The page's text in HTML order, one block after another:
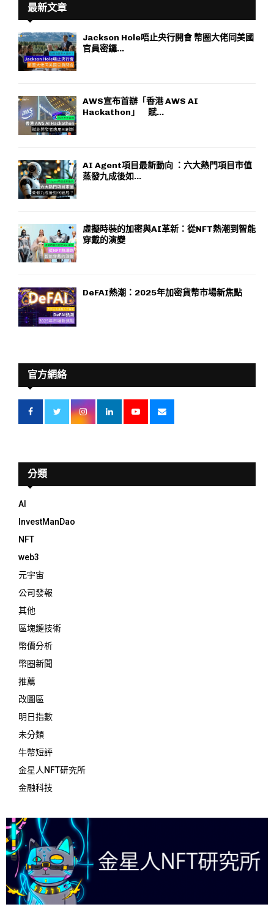
最新文章
Jackson Hole唔止央行開會 幣圈大佬同美國
官員密鑼...
AWS宣布首辦「香港 AWS AI
Hackathon」 賦...
AI Agent項目最新動向 ：六大熱門項目市值
蒸發九成後如...
虛擬時裝的加密與AI革新：從NFT熱潮到智能
穿戴的演變
DeFAI熱潮：2025年加密貨幣市場新焦點
官方網絡
分類
AI
InvestManDao
NFT
web3
元宇宙
公司發報
其他
區塊鏈技術
幣價分析
幣圈新聞
推薦
改圖區
明日指數
未分類
牛幣短評
金星人NFT研究所
金融科技